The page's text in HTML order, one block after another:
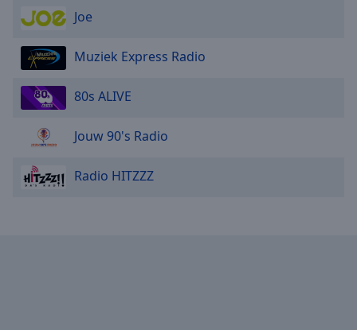
Joe
Muziek Express Radio
80s ALIVE
Jouw 90's Radio
Radio HITZZZ